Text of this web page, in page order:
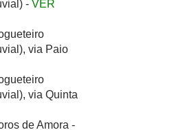
- VER
via Paio
via Quinta
de Amora -